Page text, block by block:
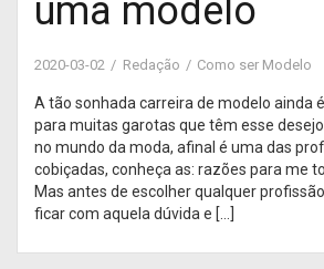
uma modelo
2020-03-02 Redação Como ser Modelo
A tão sonhada carreira de modelo ainda
para muitas garotas que têm esse
no mundo da moda, afinal é uma das
cobiçadas, conheça as: razões para me
Mas antes de escolher qualquer
ficar com aquela dúvida e […]